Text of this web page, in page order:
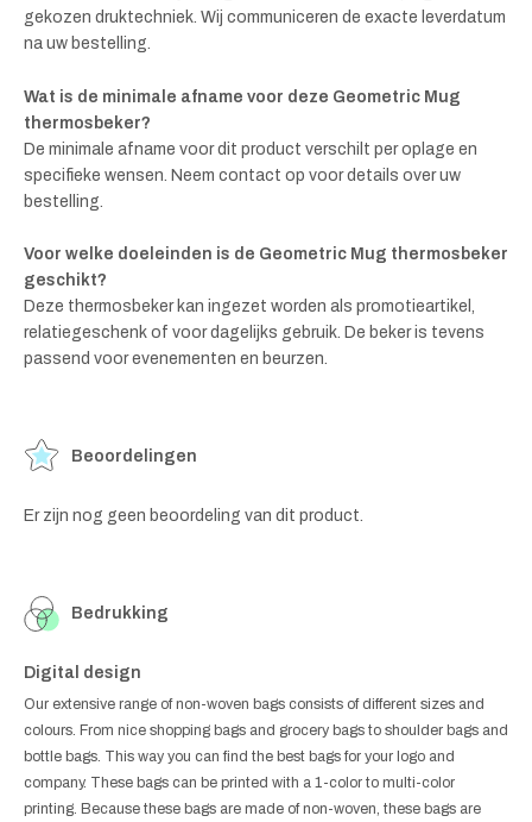
gekozen druktechniek. Wij communiceren de exacte leverdatum
na uw bestelling.
Wat is de minimale afname voor deze Geometric Mug
thermosbeker?
De minimale afname voor dit product verschilt per oplage en
specifieke wensen. Neem contact op voor details over uw
bestelling.
Voor welke doeleinden is de Geometric Mug thermosbeker
geschikt?
Deze thermosbeker kan ingezet worden als promotieartikel,
relatiegeschenk of voor dagelijks gebruik. De beker is tevens
passend voor evenementen en beurzen.
Beoordelingen
Er zijn nog geen beoordeling van dit product.
Bedrukking
Digital design
Our extensive range of non-woven bags consists of different sizes and
colours. From nice shopping bags and grocery bags to shoulder bags and
bottle bags. This way you can find the best bags for your logo and
company. These bags can be printed with a 1-color to multi-color
printing. Because these bags are made of non-woven, these bags are